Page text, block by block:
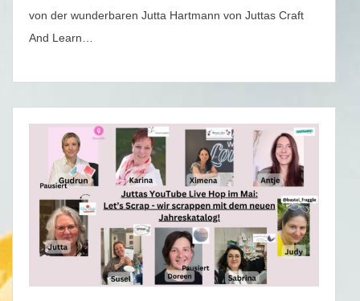
von der wunderbaren Jutta Hartmann von Juttas Craft
And Learn…